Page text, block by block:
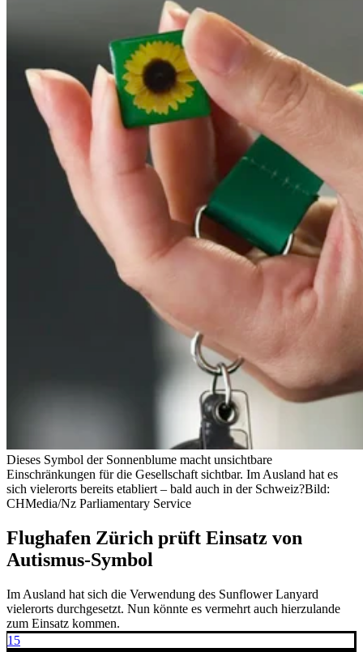
Dieses Symbol der Sonnenblume macht unsichtbare
Einschränkungen für die Gesellschaft sichtbar. Im Ausland hat es
sich vielerorts bereits etabliert – bald auch in der Schweiz?Bild:
CHMedia/Nz Parliamentary Service
Flughafen Zürich prüft Einsatz von
Autismus-Symbol
Im Ausland hat sich die Verwendung des Sunflower Lanyard
vielerorts durchgesetzt. Nun könnte es vermehrt auch hierzulande
zum Einsatz kommen.
15